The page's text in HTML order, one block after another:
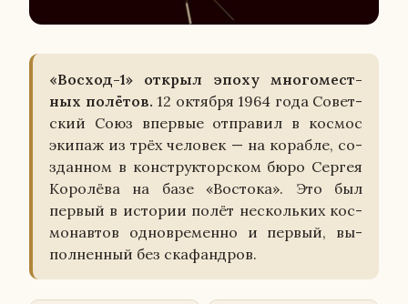
«Восход-1» открыл эпоху мно­го­мест­
ных по­лё­тов. 12 ок­тяб­ря 1964 года Со­вет­
ский Союз впер­вые от­пра­вил в космос
экипаж из трёх че­ло­век — на ко­раб­ле, со­
здан­ном в кон­струк­тор­ском бюро Сергея
Ко­ро­лё­ва на базе «Во­сто­ка». Это был
первый в ис­то­рии полёт несколь­ких кос­
мо­нав­тов од­но­вре­мен­но и первый, вы­
пол­нен­ный без ска­фанд­ров.